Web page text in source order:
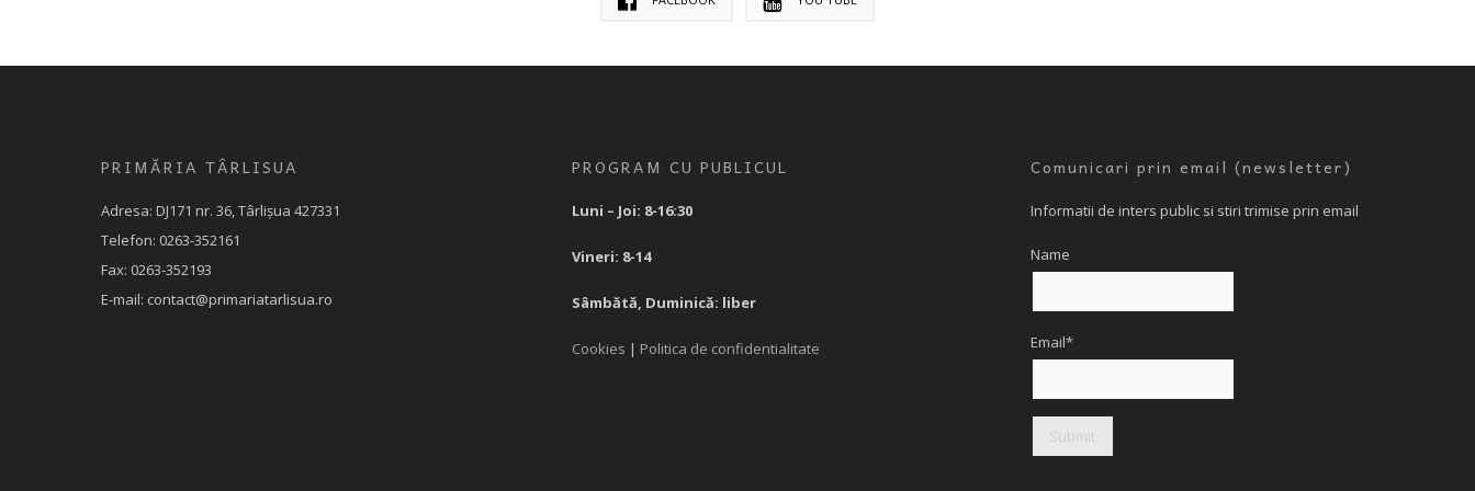
PRIMĂRIA TÂRLISUA
Adresa: DJ171 nr. 36, Târlișua 427331
Telefon: 0263-352161
Fax: 0263-352193
E-mail: contact@primariatarlisua.ro
PROGRAM CU PUBLICUL
Luni – Joi: 8-16:30
Vineri: 8-14
Sâmbătă, Duminică: liber
Cookies | Politica de confidentialitate
Comunicari prin email (newsletter)
Informatii de inters public si stiri trimise prin email
Name
Email*